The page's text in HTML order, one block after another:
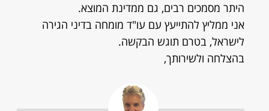
היתר מסמכים רבים, גם ממדינת המוצא.
אני ממליץ להתייעץ עם עו"ד מומחה בדיני הגירה
לישראל, בטרם תוגש הבקשה.
בהצלחה ולשירותך,